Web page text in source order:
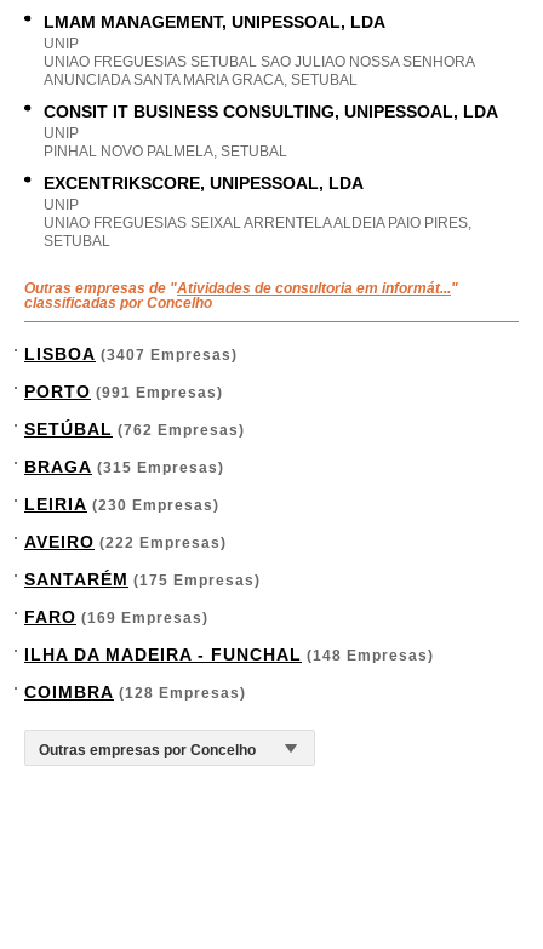
LMAM MANAGEMENT, UNIPESSOAL, LDA
UNIP
UNIAO FREGUESIAS SETUBAL SAO JULIAO NOSSA SENHORA
ANUNCIADA SANTA MARIA GRACA, SETUBAL
CONSIT IT BUSINESS CONSULTING, UNIPESSOAL, LDA
UNIP
PINHAL NOVO PALMELA, SETUBAL
EXCENTRIKSCORE, UNIPESSOAL, LDA
UNIP
UNIAO FREGUESIAS SEIXAL ARRENTELA ALDEIA PAIO PIRES,
SETUBAL
Outras empresas de "Atividades de consultoria em informát..."
classificadas por Concelho
LISBOA (3407 Empresas)
PORTO (991 Empresas)
SETÚBAL (762 Empresas)
BRAGA (315 Empresas)
LEIRIA (230 Empresas)
AVEIRO (222 Empresas)
SANTARÉM (175 Empresas)
FARO (169 Empresas)
ILHA DA MADEIRA - FUNCHAL (148 Empresas)
COIMBRA (128 Empresas)